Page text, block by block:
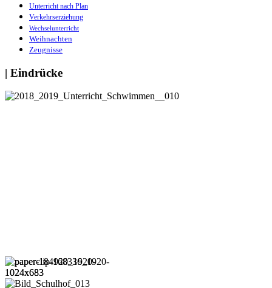
Unterricht nach Plan
Verkehrserziehung
Wechselunterricht
Weihnachten
Zeugnisse
| Eindrücke